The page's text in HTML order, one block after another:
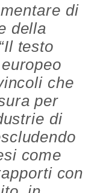
di
della
testo
che
per
di
come
con